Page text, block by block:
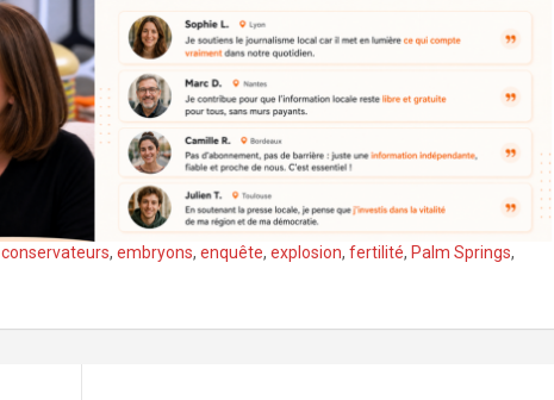
conservateurs, embryons, enquête, explosion, fertilité, Palm Springs,